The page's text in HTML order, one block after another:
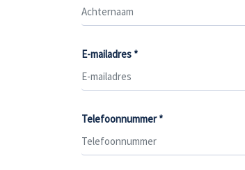
E-mailadres *
Telefoonnummer *